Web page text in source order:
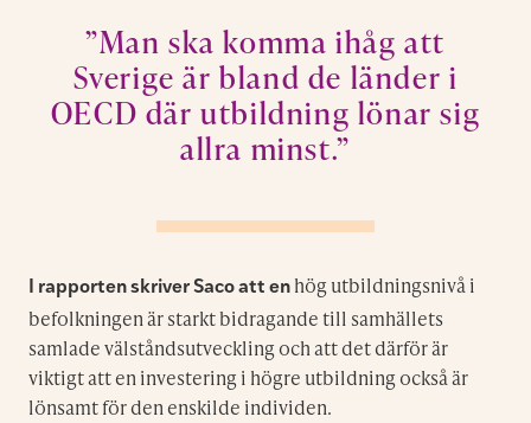
”Man ska komma ihåg att
Sverige är bland de länder i
OECD där utbildning lönar sig
allra minst.”
I rapporten skriver Saco att en hög utbildningsnivå i
befolkningen är starkt bidragande till samhällets
samlade välståndsutveckling och att det därför är
viktigt att en investering i högre utbildning också är
lönsamt för den enskilde individen.